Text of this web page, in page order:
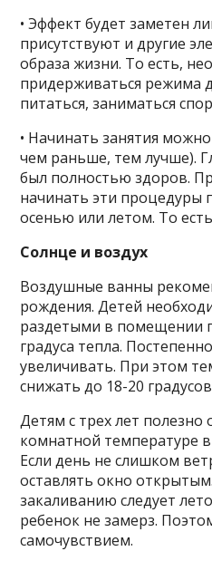
• Эффект будет заметен
присутствуют и другие
образа жизни. То есть,
придерживаться режима
питаться, заниматься
• Начинать занятия
чем раньше, тем лучше).
был полностью здоров.
начинать эти процедуры
осенью или летом. То
Солнце и воздух
Воздушные ванны
рождения. Детей
раздетыми в помещении
градуса тепла.
увеличивать. При этом
снижать до 18-20
Детям с трех лет полезно
комнатной температуре
Если день не слишком
оставлять окно
закаливанию следует
ребенок не замерз.
самочувствием.